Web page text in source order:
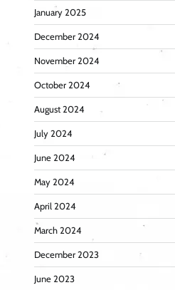
January 2025
December 2024
November 2024
October 2024
August 2024
July 2024
June 2024
May 2024
April 2024
March 2024
December 2023
June 2023